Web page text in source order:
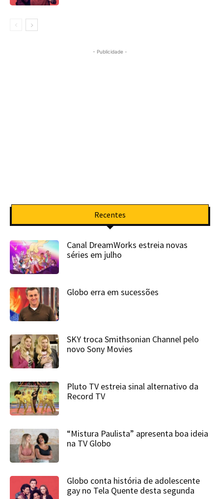
- Publicidade -
Recentes
Canal DreamWorks estreia novas
séries em julho
Globo erra em sucessões
SKY troca Smithsonian Channel pelo
novo Sony Movies
Pluto TV estreia sinal alternativo da
Record TV
“Mistura Paulista” apresenta boa ideia
na TV Globo
Globo conta história de adolescente
gay no Tela Quente desta segunda